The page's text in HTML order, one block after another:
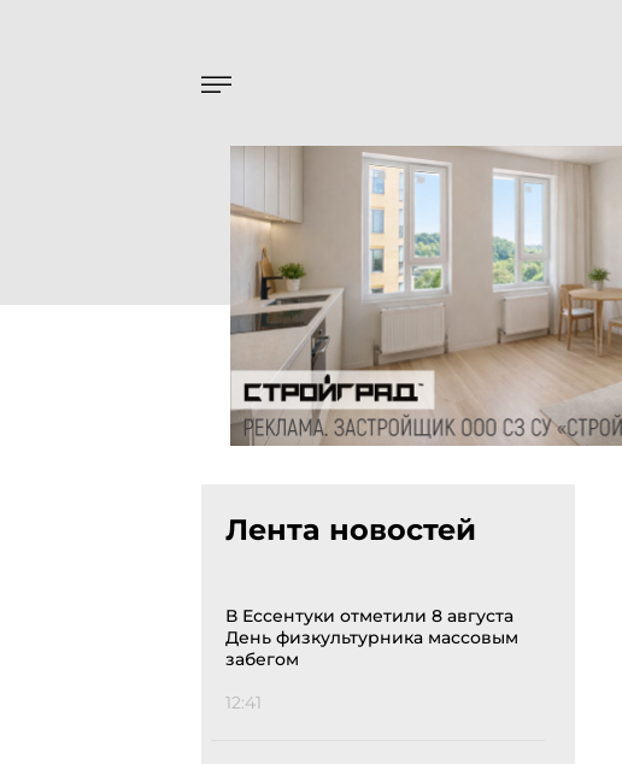
Лента новостей
В Ессентуки отметили 8 августа
День физкультурника массовым
забегом
12:41